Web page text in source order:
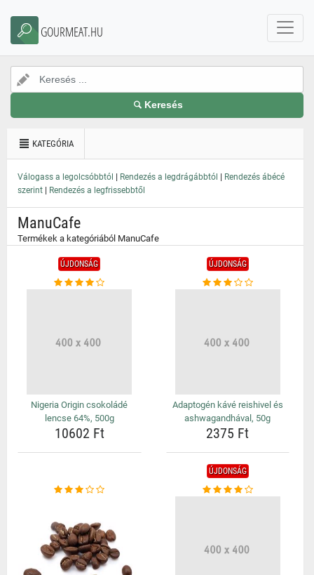
GOURMEAT.HU
Keresés
KATEGÓRIA
Válogass a legolcsóbbtól | Rendezés a legdrágábbtól | Rendezés ábécé
szerint | Rendezés a legfrissebbtől
ManuCafe
Termékek a kategóriából ManuCafe
ÚJDONSÁG
Nigeria Origin csokoládé
lencse 64%, 500g
10602 Ft
ÚJDONSÁG
Adaptogén kávé reishivel és
ashwagandhával, 50g
2375 Ft
ÚJDONSÁG